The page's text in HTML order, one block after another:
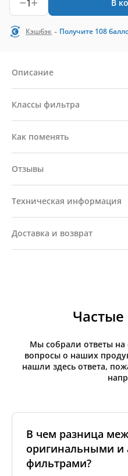
1 В
Кэшбэк - Получите 108
Описание
Классы фильтра
Как поменять
Отзывы
Техническая информация
Доставка и возврат
Мы собрали ответы на
вопросы о наших
нашли здесь ответа,
В чем разница
оригинальными и
фильтрами?